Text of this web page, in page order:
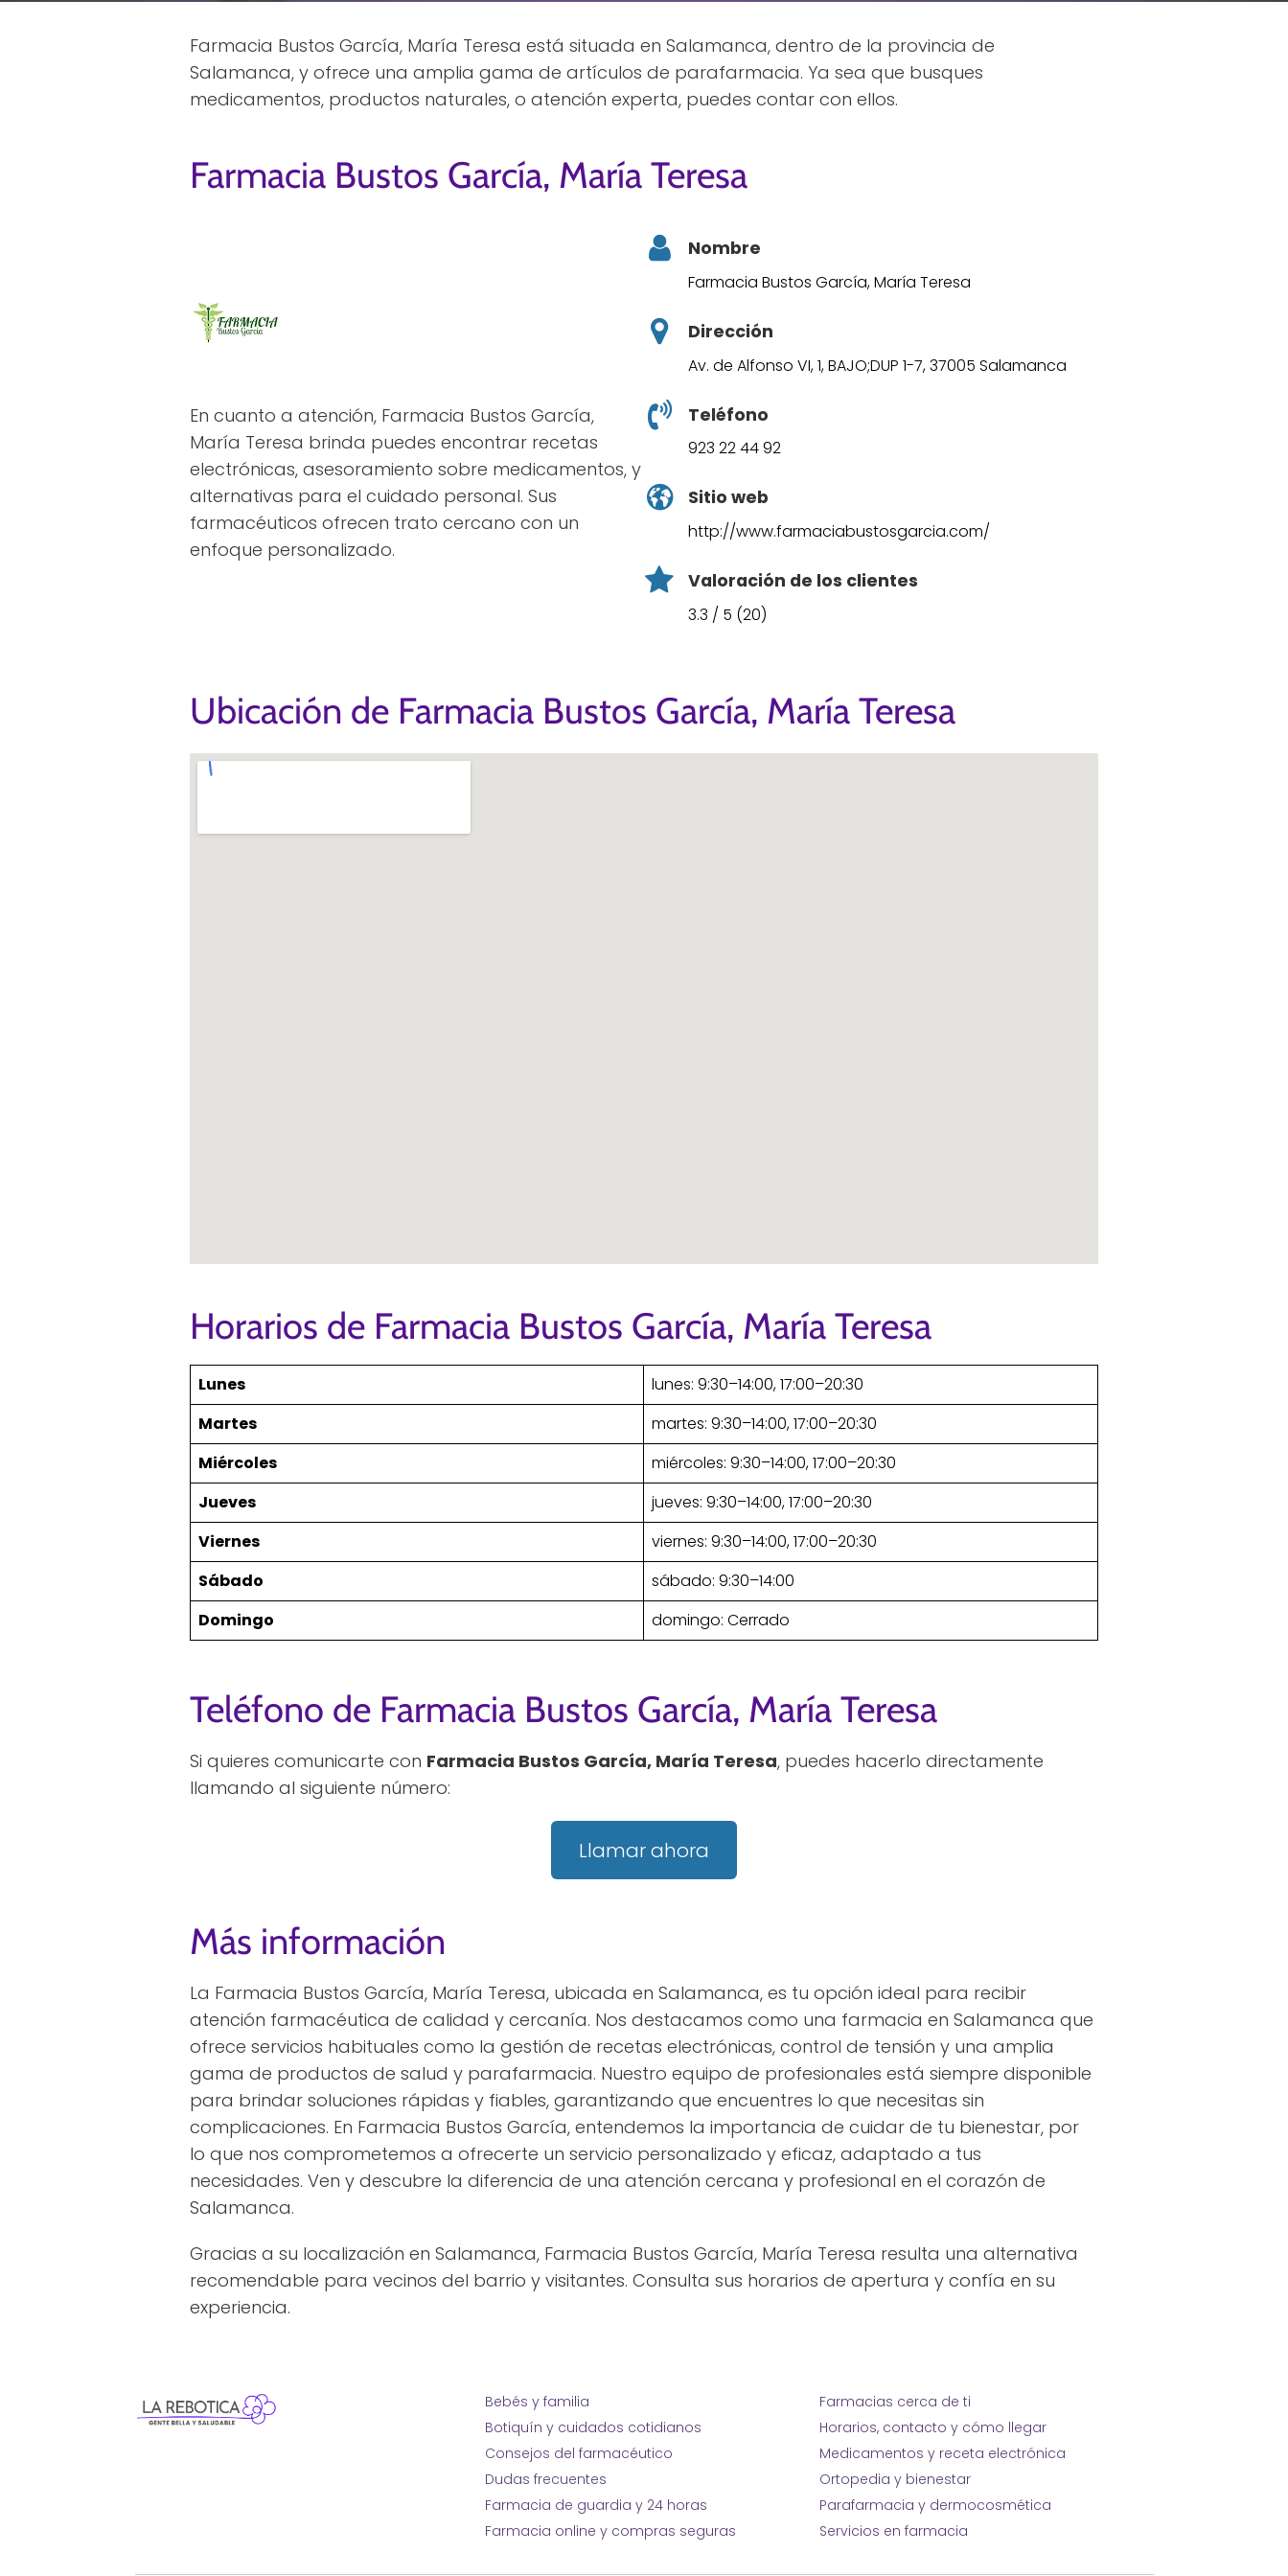
Farmacia Bustos García, María Teresa está situada en Salamanca, dentro de la provincia de
Salamanca, y ofrece una amplia gama de artículos de parafarmacia. Ya sea que busques
medicamentos, productos naturales, o atención experta, puedes contar con ellos.
Farmacia Bustos García, María Teresa
En cuanto a atención, Farmacia Bustos García,
María Teresa brinda puedes encontrar recetas
electrónicas, asesoramiento sobre medicamentos, y
alternativas para el cuidado personal. Sus
farmacéuticos ofrecen trato cercano con un
enfoque personalizado.
Nombre
Farmacia Bustos García, María Teresa
Dirección
Av. de Alfonso VI, 1, BAJO;DUP 1-7, 37005 Salamanca
Teléfono
923 22 44 92
Sitio web
http://www.farmaciabustosgarcia.com/
Valoración de los clientes
3.3 / 5 (20)
Ubicación de Farmacia Bustos García, María Teresa
Horarios de Farmacia Bustos García, María Teresa
Lunes
lunes: 9:30–14:00, 17:00–20:30
Martes
martes: 9:30–14:00, 17:00–20:30
Miércoles
miércoles: 9:30–14:00, 17:00–20:30
Jueves
jueves: 9:30–14:00, 17:00–20:30
Viernes
viernes: 9:30–14:00, 17:00–20:30
Sábado
sábado: 9:30–14:00
Domingo
domingo: Cerrado
Teléfono de Farmacia Bustos García, María Teresa
Si quieres comunicarte con Farmacia Bustos García, María Teresa, puedes hacerlo directamente
llamando al siguiente número:
Llamar ahora
Más información
La Farmacia Bustos García, María Teresa, ubicada en Salamanca, es tu opción ideal para recibir
atención farmacéutica de calidad y cercanía. Nos destacamos como una farmacia en Salamanca que
ofrece servicios habituales como la gestión de recetas electrónicas, control de tensión y una amplia
gama de productos de salud y parafarmacia. Nuestro equipo de profesionales está siempre disponible
para brindar soluciones rápidas y fiables, garantizando que encuentres lo que necesitas sin
complicaciones. En Farmacia Bustos García, entendemos la importancia de cuidar de tu bienestar, por
lo que nos comprometemos a ofrecerte un servicio personalizado y eficaz, adaptado a tus
necesidades. Ven y descubre la diferencia de una atención cercana y profesional en el corazón de
Salamanca.
Gracias a su localización en Salamanca, Farmacia Bustos García, María Teresa resulta una alternativa
recomendable para vecinos del barrio y visitantes. Consulta sus horarios de apertura y confía en su
experiencia.
Bebés y familia
Botiquín y cuidados cotidianos
Consejos del farmacéutico
Dudas frecuentes
Farmacia de guardia y 24 horas
Farmacia online y compras seguras
Farmacias cerca de ti
Horarios, contacto y cómo llegar
Medicamentos y receta electrónica
Ortopedia y bienestar
Parafarmacia y dermocosmética
Servicios en farmacia